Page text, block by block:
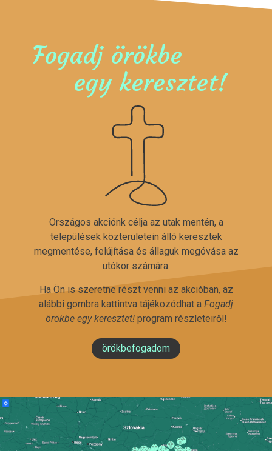
Fogadj örökbe
egy keresztet!
Országos akciónk célja az utak mentén, a
települések közterületein álló keresztek
megmentése, felújítása és állaguk megóvása az
utókor számára.
Ha Ön is szeretne részt venni az akcióban, az
alábbi gombra kattintva tájékozódhat a Fogadj
örökbe egy keresztet!program részleteiről!
örökbefogadom